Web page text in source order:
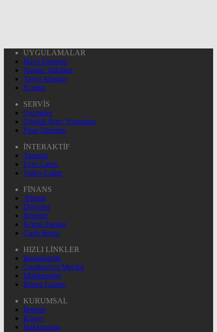
UYGULAMALAR
Hava Durumu
Namaz Vakitleri
Yayın Akışları
Eczane
SERVİS
Gazeteler
Günlük Burç Yorumları
Puan Durumu
İNTERAKTİF
Yazarlar
Foto Galeri
Video Galeri
FİNANS
Altınlar
Dövizler
Hisseler
Kripto Paralar
Canlı Borsa
HIZLI LİNKLER
Başbakanlık
Cumhuriyet Meclisi
Mahkemeler
Resmi Gazete
KURUMSAL
İletişim
Künye
Hakkımızda